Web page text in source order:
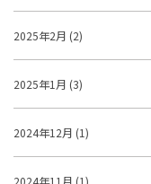
2025年2月 (2)
2025年1月 (3)
2024年12月 (1)
2024年11月 (1)